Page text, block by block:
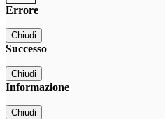
Errore
Chiudi
Successo
Chiudi
Informazione
Chiudi